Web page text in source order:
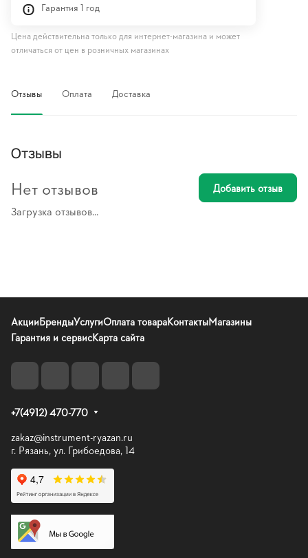
Гарантия 1 год
Цена действительна только для интернет-магазина и может
отличаться от цен в розничных магазинах
Отзывы Оплата Доставка
Отзывы
Загрузка отзывов...
Нет отзывов Добавить отзыв
АкцииБрендыУслугиОплата товараКонтактыМагазины
Гарантия и сервисКарта сайта
+7(4912) 470-770
zakaz@instrument-ryazan.ru
г. Рязань, ул. Грибоедова, 14